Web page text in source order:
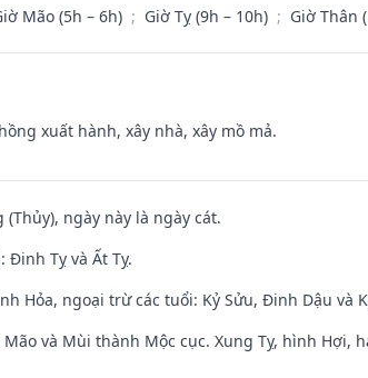
Mão (5h – 6h) ; Giờ Tỵ (9h – 10h) ; Giờ Thân
xuất hành, xây nhà, xây mồ mả.
ngày này là ngày cát.
Đinh Tỵ và Ất Tỵ.
Hỏa, ngoại trừ các tuổi: Kỷ Sửu, Đinh Dậu và
và Mùi thành Mộc cục. Xung Tỵ, hình Hợi,